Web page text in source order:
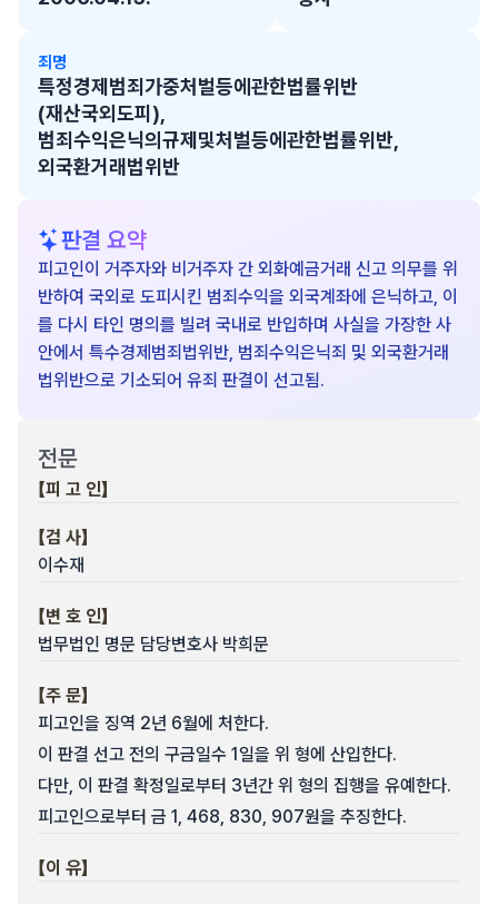
죄명
특정경제범죄가중처벌등에관한법률위반
(재산국외도피),
범죄수익은닉의규제및처벌등에관한법률위반,
외국환거래법위반
판결 요약
피고인이 거주자와 비거주자 간 외화예금거래 신고 의무를 위
반하여 국외로 도피시킨 범죄수익을 외국계좌에 은닉하고, 이
를 다시 타인 명의를 빌려 국내로 반입하며 사실을 가장한 사
안에서 특수경제범죄법위반, 범죄수익은닉죄 및 외국환거래
법위반으로 기소되어 유죄 판결이 선고됨.
전문
【피 고 인】
【검 사】
이수재
【변 호 인】
법무법인 명문 담당변호사 박희문
【주 문】
피고인을 징역 2년 6월에 처한다.
이 판결 선고 전의 구금일수 1일을 위 형에 산입한다.
다만, 이 판결 확정일로부터 3년간 위 형의 집행을 유예한다.
피고인으로부터 금 1, 468, 830, 907원을 추징한다.
【이 유】